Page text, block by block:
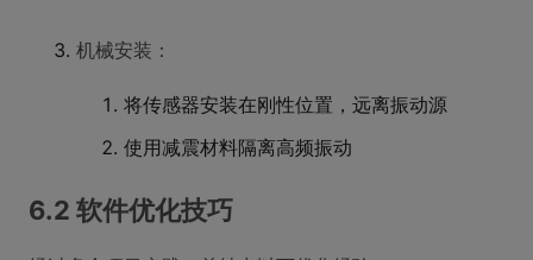
机械安装：
将传感器安装在刚性位置，远离振动源
使用减震材料隔离高频振动
6.2 软件优化技巧